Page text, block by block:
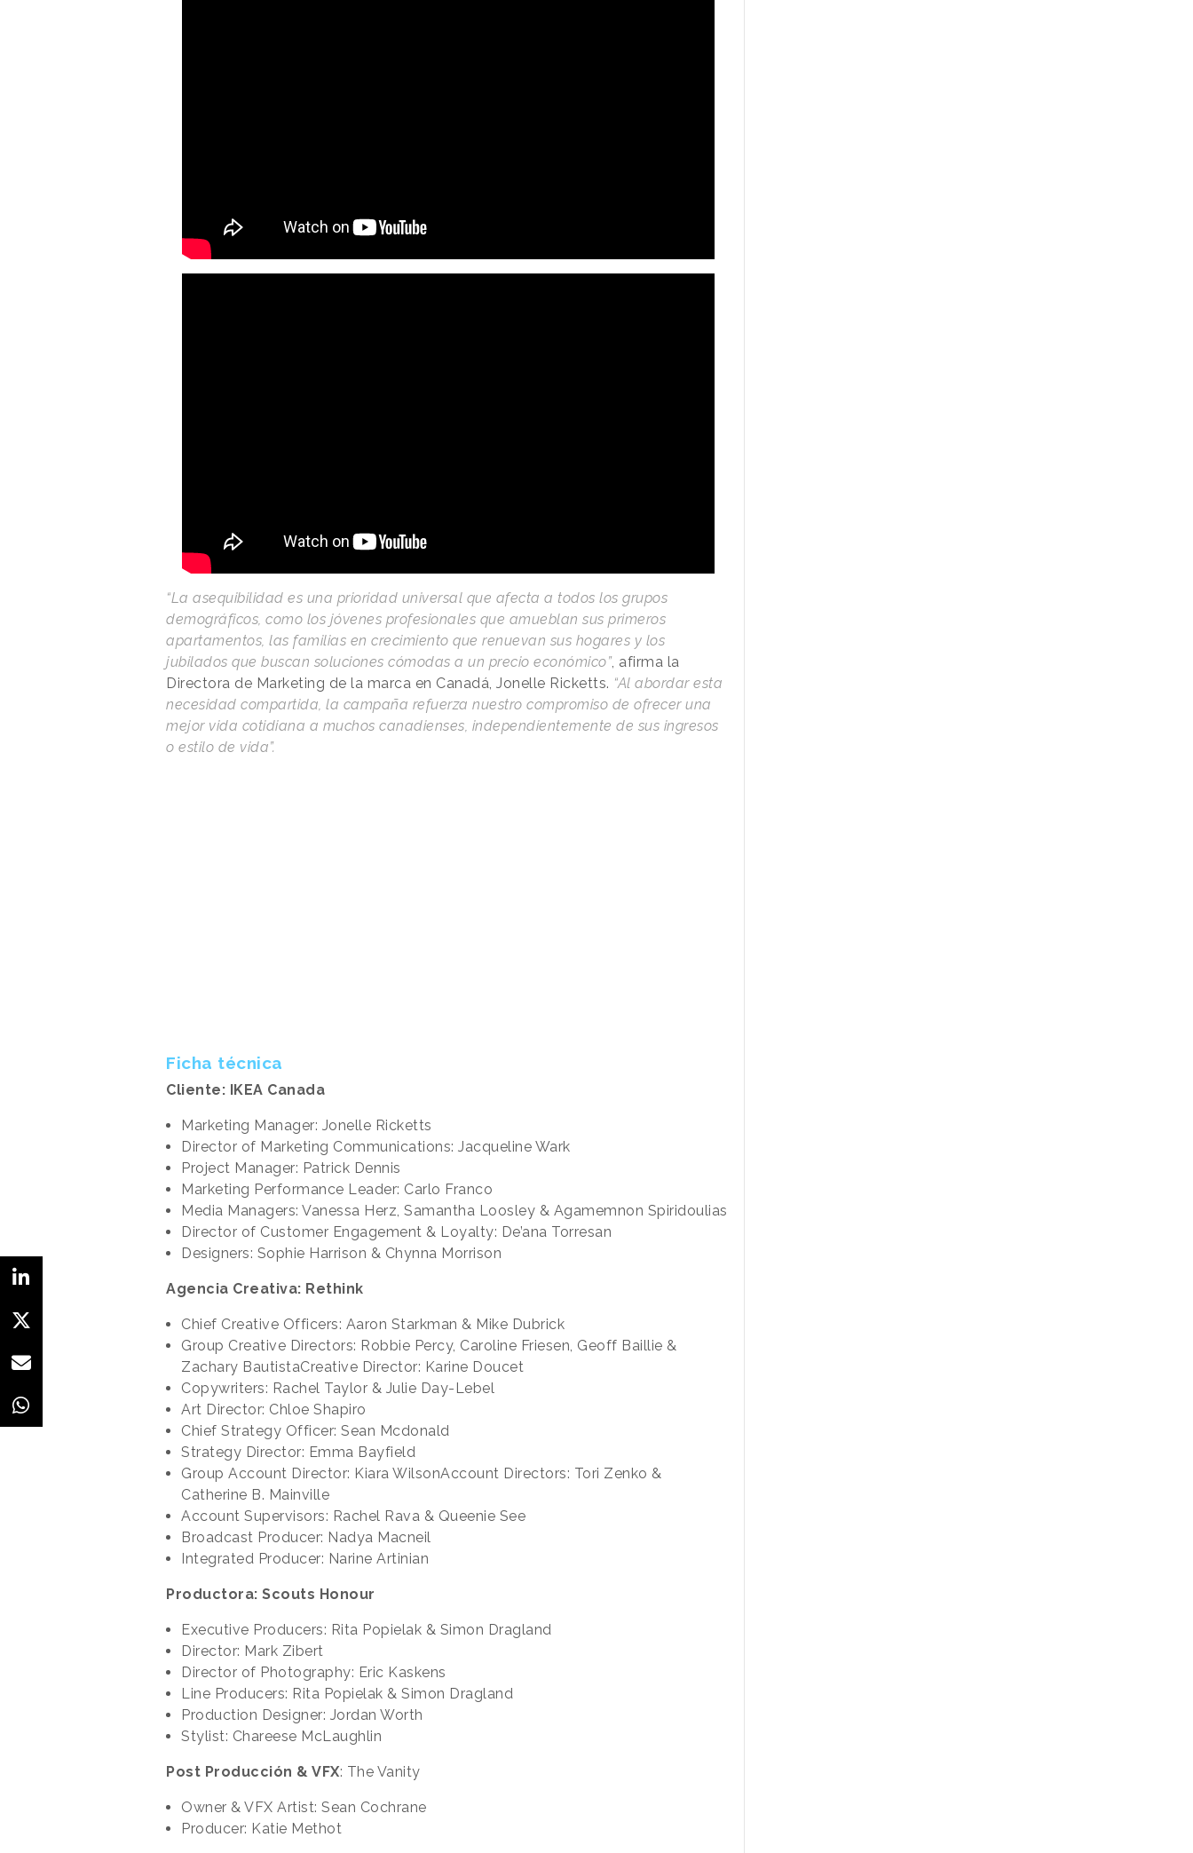
“La asequibilidad es una prioridad universal que afecta a todos los grupos
demográficos, como los jóvenes profesionales que amueblan sus primeros
apartamentos, las familias en crecimiento que renuevan sus hogares y los
jubilados que buscan soluciones cómodas a un precio económico”, afirma la
Directora de Marketing de la marca en Canadá, Jonelle Ricketts. “Al abordar esta
necesidad compartida, la campaña refuerza nuestro compromiso de ofrecer una
mejor vida cotidiana a muchos canadienses, independientemente de sus ingresos
o estilo de vida”.
Ficha técnica
Cliente: IKEA Canada
Marketing Manager: Jonelle Ricketts
Director of Marketing Communications: Jacqueline Wark
Project Manager: Patrick Dennis
Marketing Performance Leader: Carlo Franco
Media Managers: Vanessa Herz, Samantha Loosley & Agamemnon Spiridoulias
Director of Customer Engagement & Loyalty: De’ana Torresan
Designers: Sophie Harrison & Chynna Morrison
Agencia Creativa: Rethink
Chief Creative Officers: Aaron Starkman & Mike Dubrick
Group Creative Directors: Robbie Percy, Caroline Friesen, Geoff Baillie &
Zachary BautistaCreative Director: Karine Doucet
Copywriters: Rachel Taylor & Julie Day-Lebel
Art Director: Chloe Shapiro
Chief Strategy Officer: Sean Mcdonald
Strategy Director: Emma Bayfield
Group Account Director: Kiara WilsonAccount Directors: Tori Zenko &
Catherine B. Mainville
Account Supervisors: Rachel Rava & Queenie See
Broadcast Producer: Nadya Macneil
Integrated Producer: Narine Artinian
Productora: Scouts Honour
Executive Producers: Rita Popielak & Simon Dragland
Director: Mark Zibert
Director of Photography: Eric Kaskens
Line Producers: Rita Popielak & Simon Dragland
Production Designer: Jordan Worth
Stylist: Chareese McLaughlin
Post Producción & VFX: The Vanity
Owner & VFX Artist: Sean Cochrane
Producer: Katie Methot